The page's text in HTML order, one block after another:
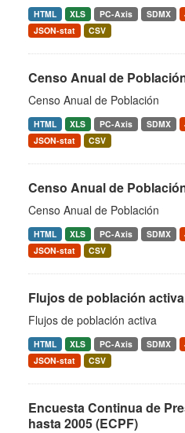
HTML XLS PC-Axis SDMX
JSON-stat
CSV
Censo Anual de
Censo Anual de Población
HTML XLS PC-Axis SDMX
JSON-stat
CSV
Censo Anual de
Censo Anual de Población
HTML XLS PC-Axis SDMX
JSON-stat
CSV
Flujos de población activa
Flujos de población activa
HTML XLS PC-Axis SDMX
JSON-stat
CSV
Encuesta Continua de
hasta 2005 (ECPF)